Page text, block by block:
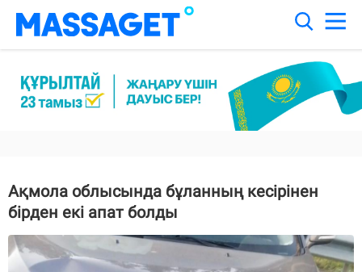
Ақмола облысында бұланның кесірінен
бірден екі апат болды